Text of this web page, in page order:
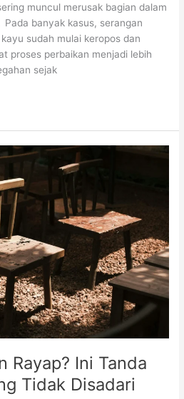
muncul merusak bagian dalam
banyak kasus, serangan
sudah mulai keropos dan
proses perbaikan menjadi lebih
sejak
Rayap? Ini Tanda
Tidak Disadari